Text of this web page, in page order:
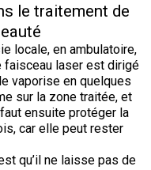
le traitement de
locale, en ambulatoire,
faisceau laser est dirigé
vaporise en quelques
sur la zone traitée, et
ensuite protéger la
car elle peut rester
qu’il ne laisse pas de